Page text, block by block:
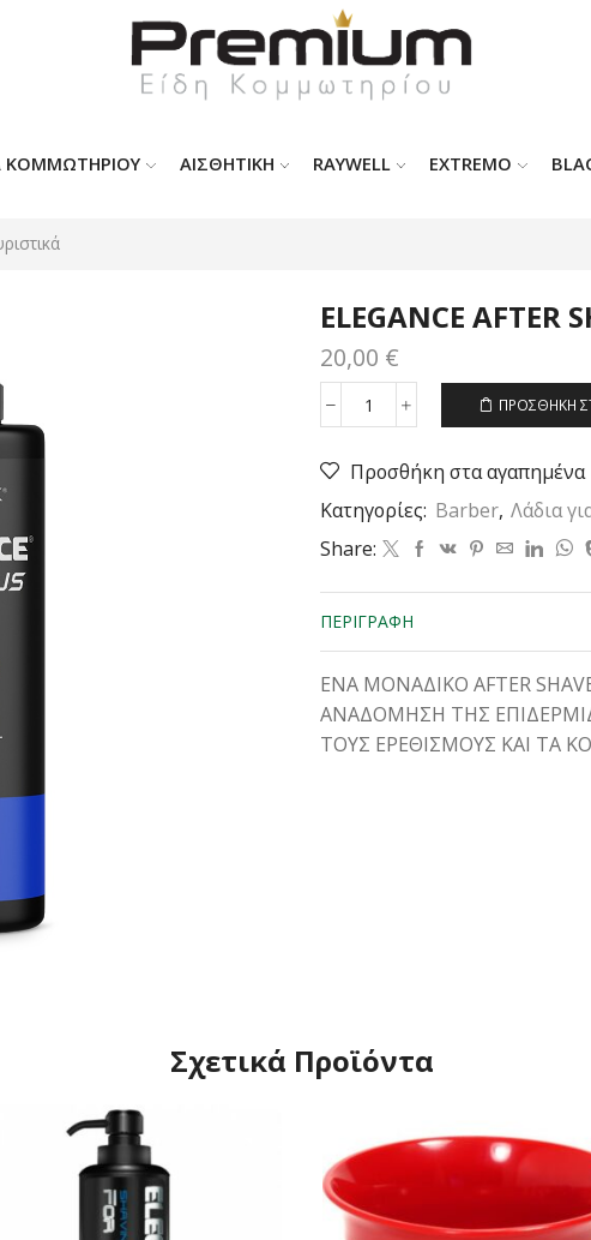
ΚΟΜΜΩΤΗΡΊΟΥ ΑΙΣΘΗΤΙΚΗ RAYWELL EXTREMO
ELEGANCE AFTER
20,00 €
ELEGANCE
SHAVE
ποσότητα
ΠΡΟΣΘΉΚΗ
Προσθήκη στα αγαπημένα
Κατηγορίες: Barber, Λάδια
Share:
ΠΕΡΙΓΡΑΦΉ
ΕΝΑ ΜΟΝΑΔΙΚΟ AFTER
ΑΝΑΔΟΜHΣΗ ΤΗΣ
ΤΟΥΣ ΕΡΕΘΙΣΜΟΥΣ ΚΑΙ ΤΑ
Σχετικά Προϊόντα